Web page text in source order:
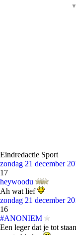
Eindredactie Sport
zondag 21 december
17
heywoodu
Ah wat lief
zondag 21 december
16
#ANONIEM
Een leger dat je tot